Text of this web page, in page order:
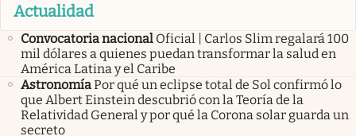
Actualidad
Convocatoria nacional Oficial | Carlos Slim regalará 100
mil dólares a quienes puedan transformar la salud en
América Latina y el Caribe
AstronomíaPor qué un eclipse total de Sol confirmó lo
que Albert Einstein descubrió con la Teoría de la
Relatividad General y por qué la Corona solar guarda un
secreto